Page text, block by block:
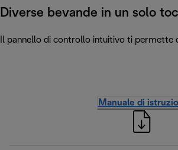
Diverse bevande in un solo
Il pannello di controllo intuitivo ti permette
Manuale di